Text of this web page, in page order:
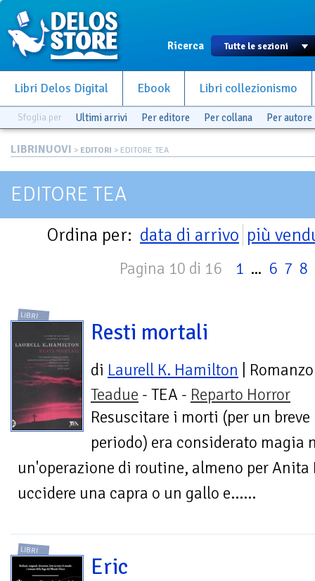
Ricerca
Libri Delos Digital Ebook Libri collezionismo
Sfoglia per Ultimi arrivi Per editore Per collana Per autore
LIBRINUOVI > EDITORI > EDITORE TEA
EDITORE TEA
Ordina per: data di arrivo più
Pagina 10 di 16 1 ... 6 7 8
LIBRI
Resti mortali
di Laurell K. Hamilton | Romanzo
Teadue - TEA - Reparto Horror
Resuscitare i morti (per un breve
periodo) era considerato magia
un'operazione di routine, almeno per
uccidere una capra o un gallo e......
LIBRI
Eric